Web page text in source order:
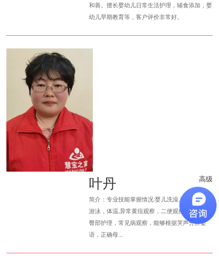
和善。擅长婴幼儿日常生活护理，辅食添加，婴
幼儿早期教育等，客户评价非常好。
叶丹 高级
简介：专业技能掌握情况:婴儿洗澡,抚触，按摩,
游泳，体温,异常黄疸观察，二便观察,脐部消毒,
臀部护理，常见病观察，能够根据哭声分辨婴
语，正确母...